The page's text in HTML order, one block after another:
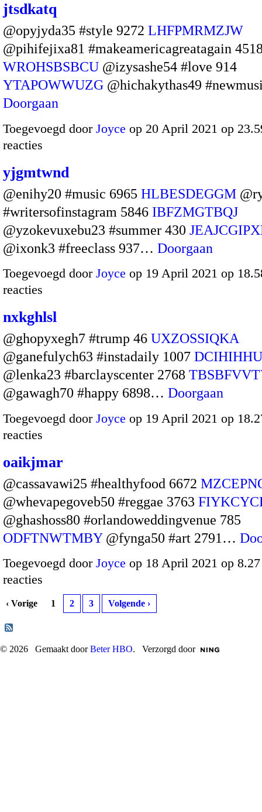
jtsdkatq
@opyjyda35 #style 9272 LHFPMRMZJW
@pihifejixa81 #makeamericagreatagain
WROHSBSBCU @izysashe54 #love 914
YTAPOWWUZG @hichakythas49
Doorgaan
Toegevoegd door Joyce op 20 April 2021 op
reacties
yjgmtwnd
@enihy20 #music 6965 HLBESDEGGM
#writersofinstagram 5846 IBFZMGTBQJ
@yzokevuxebu23 #summer 430
@ixonk3 #freeclass 937… Doorgaan
Toegevoegd door Joyce op 19 April 2021 op
reacties
nxkghlsl
@ghopyxegh7 #trump 46 UXZOSSIQKA
@ganefulych63 #instadaily 1007
@lenka23 #barclayscenter 2768
@gawagh70 #happy 6898… Doorgaan
Toegevoegd door Joyce op 19 April 2021 op
reacties
oaikjmar
@cassavawi25 #healthyfood 6672
@whevapegoveb50 #reggae 3763
@ghashoss80 #orlandoweddingvenue 785
ODFTNWTMBY@fynga50 #art 2791…
Toegevoegd door Joyce op 18 April 2021 op
reacties
‹ Vorige 1 2 3 Volgende ›
© 2026 Gemaakt doorBeter HBO. Verzorgd door